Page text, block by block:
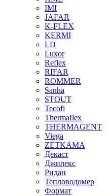
IMI
JAFAR
K-FLEX
KERMI
LD
Luxor
Reflex
RIFAR
ROMMER
Sanha
STOUT
Tecofi
Thermaflex
THERMAGENT
Viega
ZETKAMA
Декаст
Джилекс
Ридан
Тепловодомер
Формат